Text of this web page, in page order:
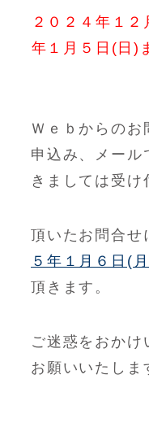
２０２４年１
年１月５日(日)
Ｗｅｂからのお
申込み、メール
きましては受け
頂いたお問合せ
５年１月６日(
頂きます。
ご迷惑をおかけ
お願いいたしま